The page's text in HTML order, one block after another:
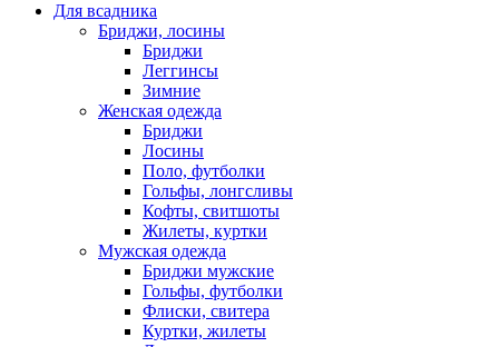
Для всадника
Бриджи, лосины
Бриджи
Леггинсы
Зимние
Женская одежда
Бриджи
Лосины
Поло, футболки
Гольфы, лонгсливы
Кофты, свитшоты
Жилеты, куртки
Мужская одежда
Бриджи мужские
Гольфы, футболки
Флиски, свитера
Куртки, жилеты